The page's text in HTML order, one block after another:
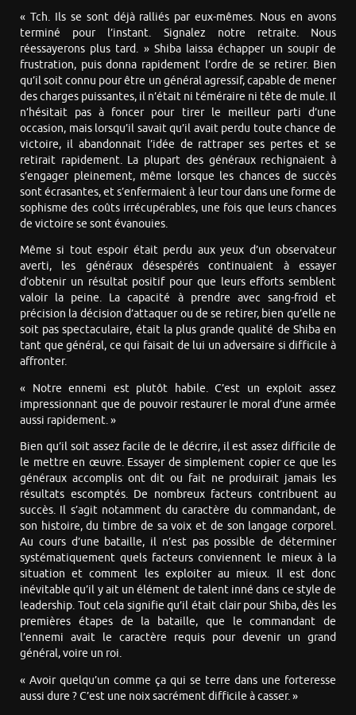
« Tch. Ils se sont déjà ralliés par eux-mêmes. Nous en avons
terminé pour l’instant. Signalez notre retraite. Nous
réessayerons plus tard. » Shiba laissa échapper un soupir de
frustration, puis donna rapidement l’ordre de se retirer. Bien
qu’il soit connu pour être un général agressif, capable de mener
des charges puissantes, il n’était ni téméraire ni tête de mule. Il
n’hésitait pas à foncer pour tirer le meilleur parti d’une
occasion, mais lorsqu’il savait qu’il avait perdu toute chance de
victoire, il abandonnait l’idée de rattraper ses pertes et se
retirait rapidement. La plupart des généraux rechignaient à
s’engager pleinement, même lorsque les chances de succès
sont écrasantes, et s’enfermaient à leur tour dans une forme de
sophisme des coûts irrécupérables, une fois que leurs chances
de victoire se sont évanouies.
Même si tout espoir était perdu aux yeux d’un observateur
averti, les généraux désespérés continuaient à essayer
d’obtenir un résultat positif pour que leurs efforts semblent
valoir la peine. La capacité à prendre avec sang-froid et
précision la décision d’attaquer ou de se retirer, bien qu’elle ne
soit pas spectaculaire, était la plus grande qualité de Shiba en
tant que général, ce qui faisait de lui un adversaire si difficile à
affronter.
« Notre ennemi est plutôt habile. C’est un exploit assez
impressionnant que de pouvoir restaurer le moral d’une armée
aussi rapidement. »
Bien qu’il soit assez facile de le décrire, il est assez difficile de
le mettre en œuvre. Essayer de simplement copier ce que les
généraux accomplis ont dit ou fait ne produirait jamais les
résultats escomptés. De nombreux facteurs contribuent au
succès. Il s’agit notamment du caractère du commandant, de
son histoire, du timbre de sa voix et de son langage corporel.
Au cours d’une bataille, il n’est pas possible de déterminer
systématiquement quels facteurs conviennent le mieux à la
situation et comment les exploiter au mieux. Il est donc
inévitable qu’il y ait un élément de talent inné dans ce style de
leadership. Tout cela signifie qu’il était clair pour Shiba, dès les
premières étapes de la bataille, que le commandant de
l’ennemi avait le caractère requis pour devenir un grand
général, voire un roi.
« Avoir quelqu’un comme ça qui se terre dans une forteresse
aussi dure ? C’est une noix sacrément difficile à casser. »